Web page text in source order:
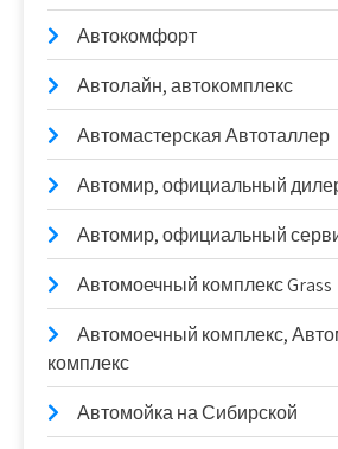
Автокомфорт
Автолайн, автокомплекс
Автомастерская Автоталлер
Автомир, официальный
Автомир, официальный
Автомоечный комплекс Grass
Автомоечный комплекс,
комплекс
Автомойка на Сибирской